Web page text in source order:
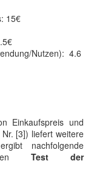
15€
Nutzen): 4.6
Einkaufspreis und
[3]) liefert weitere
nachfolgende
den Test der